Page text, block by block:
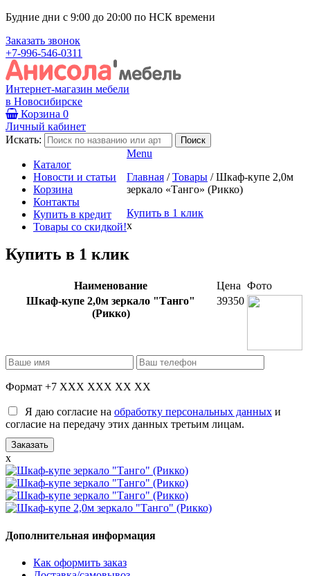
Будние дни с 9:00 до 20:00 по НСК времени
Заказать звонок
+7-996-546-0311
Интернет-магазин мебели
в Новосибирске
Корзина 0
Личный кабинет
Искать:
Каталог
Новости и статьи
Корзина
Контакты
Купить в кредит
Товары со скидкой!
Menu
Главная / Товары / Шкаф-купе 2,0м
зеркало «Танго» (Рикко)
Купить в 1 клик
x
Купить в 1 клик
Наименование Цена Фото
Шкаф-купе 2,0м зеркало "Танго"
(Рикко)
39350
Формат +7 XXX XXX XX XX
Я даю согласие на обработку персональных данных и
согласие на передачу этих данных третьим лицам.
x
Дополнительная информация
Как оформить заказ